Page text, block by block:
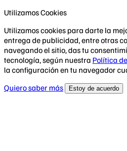
Utilizamos Cookies
Utilizamos cookies para darte la
entrega de publicidad, entre otras
navegando el sitio, das tu
tecnología, según nuestra Política
la configuración en tu navegador
Quiero saber más
Estoy de acuerdo